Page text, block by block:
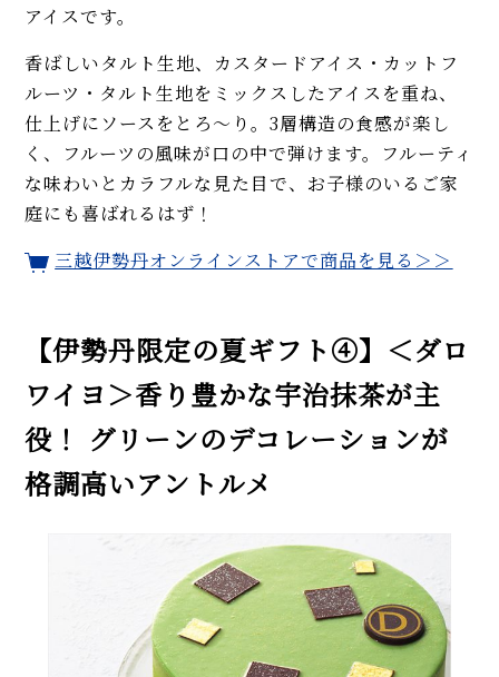
アイスです。
香ばしいタルト生地、カスタードアイス・カットフ
ルーツ・タルト生地をミックスしたアイスを重ね、
仕上げにソースをとろ～り。3層構造の食感が楽し
く、フルーツの風味が口の中で弾けます。フルーティ
な味わいとカラフルな見た目で、お子様のいるご家
庭にも喜ばれるはず！
三越伊勢丹オンラインストアで商品を見る＞＞
【伊勢丹限定の夏ギフト④】＜ダロ
ワイヨ＞香り豊かな宇治抹茶が主
役！ グリーンのデコレーションが
格調高いアントルメ